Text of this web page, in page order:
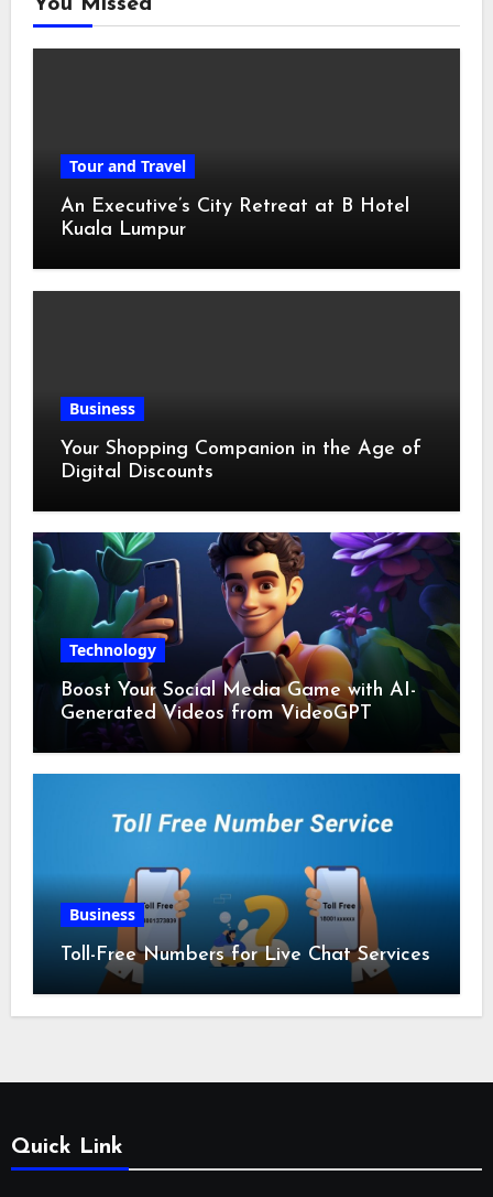
You Missed
Tour and Travel
An Executive’s City Retreat at B Hotel
Kuala Lumpur
Business
Your Shopping Companion in the Age of
Digital Discounts
Technology
Boost Your Social Media Game with AI-
Generated Videos from VideoGPT
Business
Toll-Free Numbers for Live Chat Services
Quick Link